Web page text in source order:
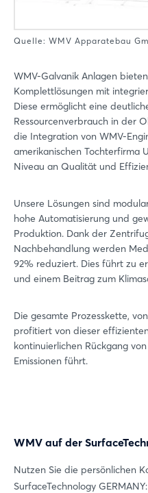
Quelle: WMV Apparatebau
WMV-Galvanik Anlagen
Komplettlösungen mit
Diese ermöglicht eine
Ressourcenverbrauch in der
die Integration von WMV-
amerikanischen Tochterfirma
Niveau an Qualität und
Unsere Lösungen sind
hohe Automatisierung und
Produktion. Dank der
Nachbehandlung werden
92% reduziert. Dies führt zu
und einem Beitrag zum
Die gesamte Prozesskette,
profitiert von dieser
kontinuierlichen Rückgang
Emissionen führt.
WMV auf der
Nutzen Sie die persönlichen
SurfaceTechnology
Login